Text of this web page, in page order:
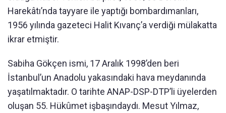
Harekâtı’nda tayyare ile yaptığı bombardımanları,
1956 yılında gazeteci Halit Kıvanç’a verdiği mülakatta
ikrar etmiştir.
Sabiha Gökçen ismi, 17 Aralık 1998’den beri
İstanbul’un Anadolu yakasındaki hava meydanında
yaşatılmaktadır. O tarihte ANAP-DSP-DTP’li üyelerden
oluşan 55. Hükûmet işbaşındaydı. Mesut Yılmaz,